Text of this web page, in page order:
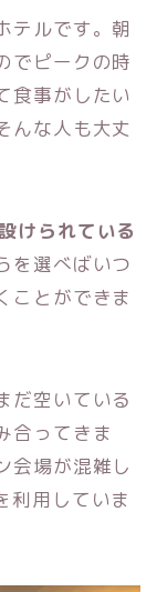
テルです。朝
でピークの時
食事がしたい
んな人も大丈
けられている
を選べばいつ
ことができま
だ空いている
合ってきま
会場が混雑し
利用していま